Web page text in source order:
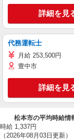
詳細を見
代務運転士
月給 253,500円
豊中市
詳細を見
松本市の平均時給情
時給 1,337円
（2026年08月03日更新）